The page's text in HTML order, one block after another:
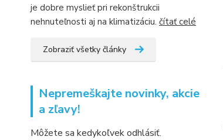
je dobre myslieť pri rekonštrukcii
nehnuteľnosti aj na klimatizáciu. čítať celé
Zobraziť všetky články
Nepremeškajte novinky, akcie
a zľavy!
Môžete sa kedykoľvek odhlásiť.